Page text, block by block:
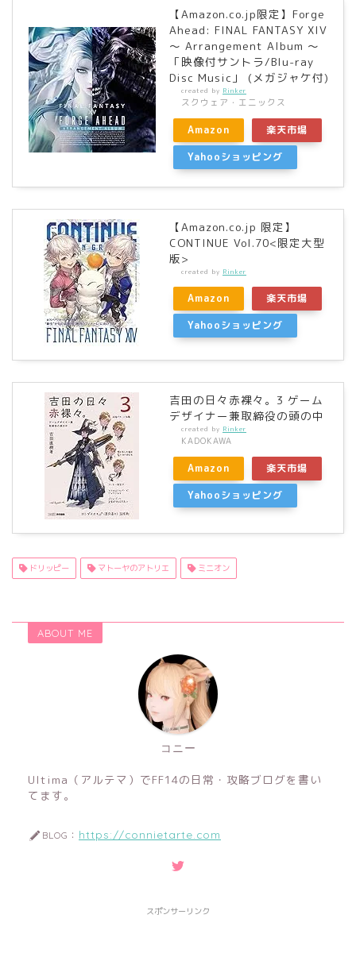
【Amazon.co.jp限定】Forge
Ahead: FINAL FANTASY XIV
～ Arrangement Album ～
「映像付サントラ/Blu-ray
Disc Music」 (メガジャケ付)
created by Rinker
スクウェア・エニックス
Amazon
楽天市場
Yahooショッピング
【Amazon.co.jp 限定】
CONTINUE Vol.70<限定大型
版>
created by Rinker
Amazon
楽天市場
Yahooショッピング
吉田の日々赤裸々。3 ゲーム
デザイナー兼取締役の頭の中
created by Rinker
KADOKAWA
Amazon
楽天市場
Yahooショッピング
ドリッピー マトーヤのアトリエ ミニオン
ABOUT ME
コニー
Ultima（アルテマ）でFF14の日常・攻略ブログを書い
てます。
BLOG： https://connietarte.com
スポンサーリンク